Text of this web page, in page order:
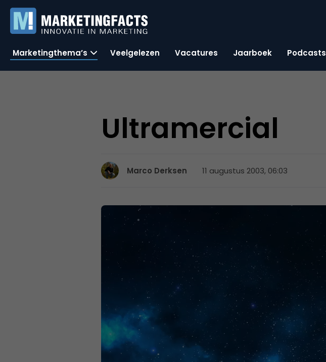
Marketingthema’s Veelgelezen Vacatures Jaarboek Podcasts
Ultramercial
Marco Derksen 11 augustus 2003, 06:03